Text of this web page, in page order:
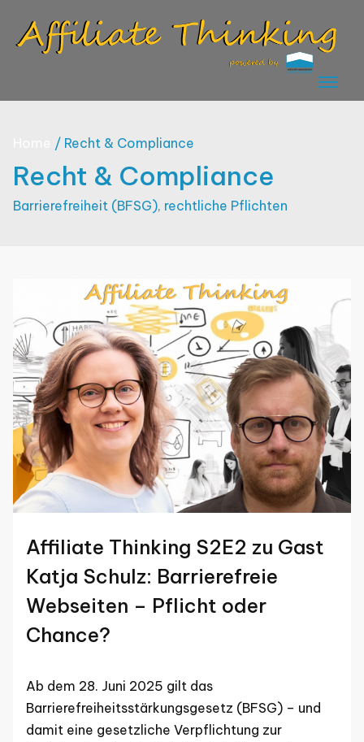
content
Recht & Compliance
Recht & Compliance
Barrierefreiheit (BFSG), rechtliche Pflichten
Affiliate Thinking S2E2 zu Gast
Katja Schulz: Barrierefreie
Webseiten – Pflicht oder
Chance?
Ab dem 28. Juni 2025 gilt das
Barrierefreiheitsstärkungsgesetz (BFSG) – und
damit eine gesetzliche Verpflichtung zur